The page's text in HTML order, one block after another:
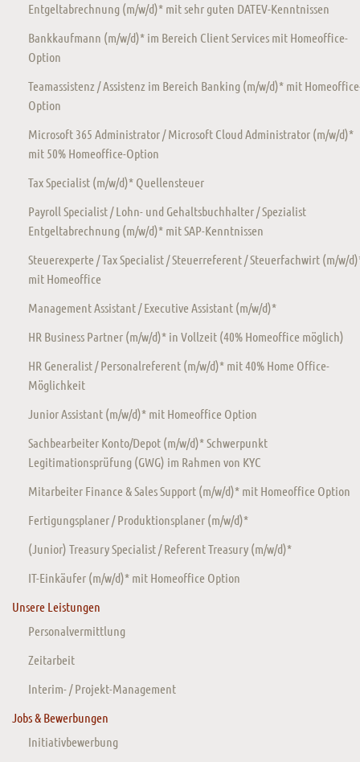
Entgeltabrechnung (m/w/d)* mit sehr guten DATEV-Kenntnissen
Bankkaufmann (m/w/d)* im Bereich Client Services mit Homeoffice-
Option
Teamassistenz / Assistenz im Bereich Banking (m/w/d)* mit
Option
Microsoft 365 Administrator / Microsoft Cloud Administrator (m/w/d)*
mit 50% Homeoffice-Option
Tax Specialist (m/w/d)* Quellensteuer
Payroll Specialist / Lohn- und Gehaltsbuchhalter / Spezialist
Entgeltabrechnung (m/w/d)* mit SAP-Kenntnissen
Steuerexperte / Tax Specialist / Steuerreferent / Steuerfachwirt (m/w/
mit Homeoffice
Management Assistant / Executive Assistant (m/w/d)*
HR Business Partner (m/w/d)* in Vollzeit (40% Homeoffice möglich)
HR Generalist / Personalreferent (m/w/d)* mit 40% Home Office-
Möglichkeit
Junior Assistant (m/w/d)* mit Homeoffice Option
Sachbearbeiter Konto/Depot (m/w/d)* Schwerpunkt
Legitimationsprüfung (GWG) im Rahmen von KYC
Mitarbeiter Finance & Sales Support (m/w/d)* mit Homeoffice Option
Fertigungsplaner / Produktionsplaner (m/w/d)*
(Junior) Treasury Specialist / Referent Treasury (m/w/d)*
IT-Einkäufer (m/w/d)* mit Homeoffice Option
Unsere Leistungen
Personalvermittlung
Zeitarbeit
Interim- / Projekt-Management
Jobs & Bewerbungen
Initiativbewerbung